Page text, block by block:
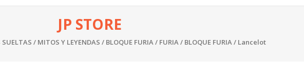
JP STORE
SUELTAS / MITOS Y LEYENDAS / BLOQUE FURIA/ FURIA / BLOQUE FURIA/ Lancelot